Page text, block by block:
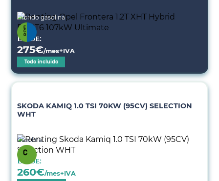
Híbrido gasolina
Desde:
275€/mes+IVA
Todo incluido
SKODA KAMIQ 1.0 TSI 70KW (95CV) SELECTION
WHT
Gasolina
Desde:
260€/mes+IVA